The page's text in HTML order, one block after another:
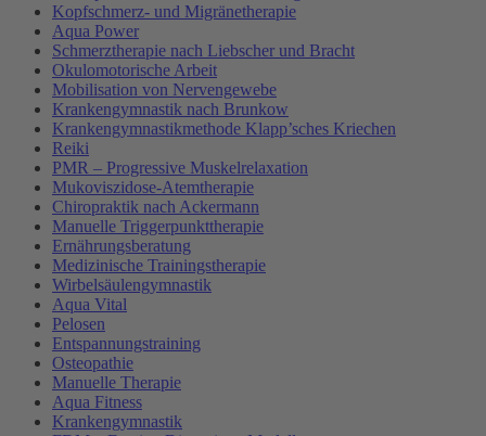
Kopfschmerz- und Migränetherapie
Aqua Power
Schmerztherapie nach Liebscher und Bracht
Okulomotorische Arbeit
Mobilisation von Nervengewebe
Krankengymnastik nach Brunkow
Krankengymnastikmethode Klapp’sches Kriechen
Reiki
PMR – Progressive Muskelrelaxation
Mukoviszidose-Atemtherapie
Chiropraktik nach Ackermann
Manuelle Triggerpunkttherapie
Ernährungsberatung
Medizinische Trainingstherapie
Wirbelsäulengymnastik
Aqua Vital
Pelosen
Entspannungstraining
Osteopathie
Manuelle Therapie
Aqua Fitness
Krankengymnastik